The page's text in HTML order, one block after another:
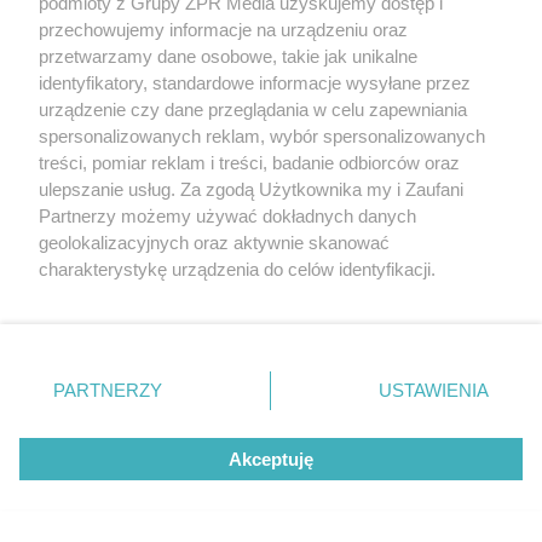
RZADKIE IMIONA
To imię brzmi jak nazwa
europejskiego kraju. W Polsce nosi
ZOBACZ WIĘCEJ
przechowujemy informacje na urządzeniu oraz
przetwarzamy dane osobowe, takie jak unikalne
identyfikatory, standardowe informacje wysyłane przez
urządzenie czy dane przeglądania w celu zapewniania
spersonalizowanych reklam, wybór spersonalizowanych
treści, pomiar reklam i treści, badanie odbiorców oraz
ulepszanie usług. Za zgodą Użytkownika my i Zaufani
Partnerzy możemy używać dokładnych danych
geolokalizacyjnych oraz aktywnie skanować
charakterystykę urządzenia do celów identyfikacji.
zmienić/wycofać klikając przycisk ustawień prywatności
znajdujący się w lewym dolnym rogu strony
rodzaje przetwarzania danych nie wymagają zgody
użytkownika, ale masz prawo sprzeciwić się takiemu
przetwarzaniu. Preferencje będą miały zastosowanie tylko
PARTNERZY USTAWIENIA
Akceptuję